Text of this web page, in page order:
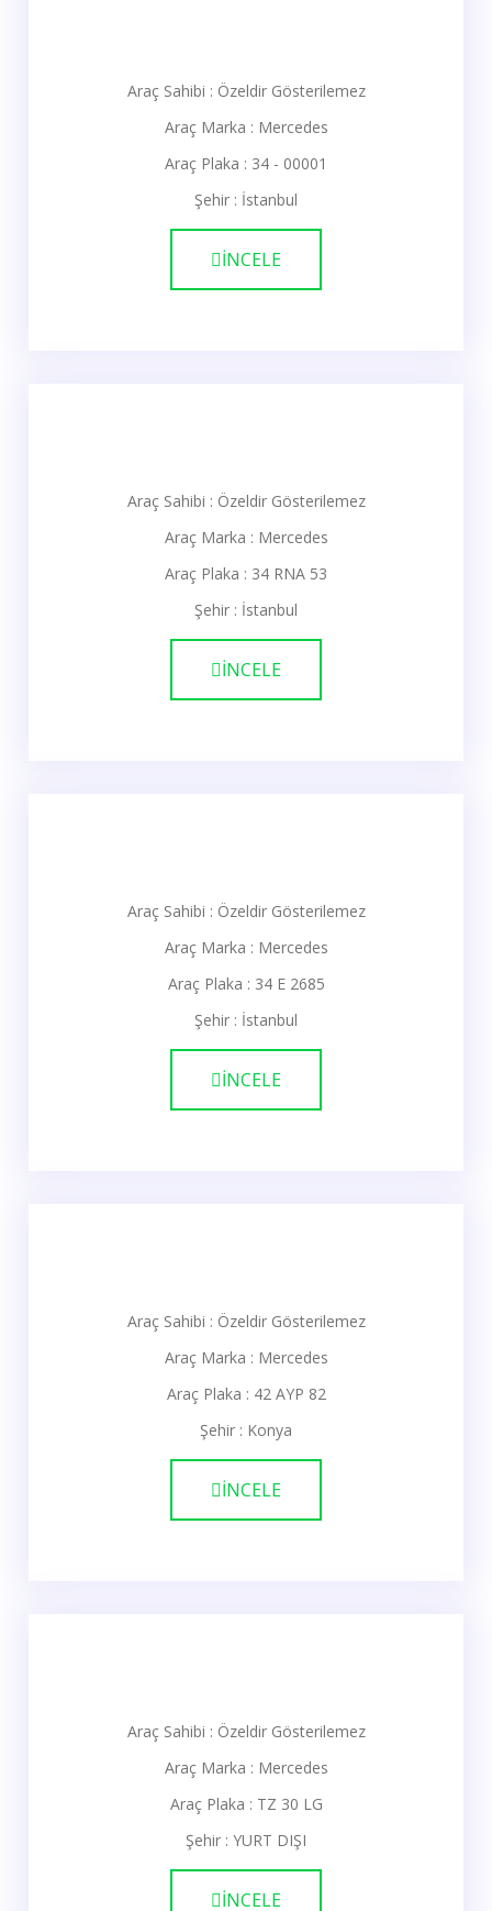
Araç Sahibi : Özeldir Gösterilemez
Araç Marka : Mercedes
Araç Plaka : 34 - 00001
Şehir : İstanbul
İNCELE
Araç Sahibi : Özeldir Gösterilemez
Araç Marka : Mercedes
Araç Plaka : 34 RNA 53
Şehir : İstanbul
İNCELE
Araç Sahibi : Özeldir Gösterilemez
Araç Marka : Mercedes
Araç Plaka : 34 E 2685
Şehir : İstanbul
İNCELE
Araç Sahibi : Özeldir Gösterilemez
Araç Marka : Mercedes
Araç Plaka : 42 AYP 82
Şehir : Konya
İNCELE
Araç Sahibi : Özeldir Gösterilemez
Araç Marka : Mercedes
Araç Plaka : TZ 30 LG
Şehir : YURT DIŞI
İNCELE